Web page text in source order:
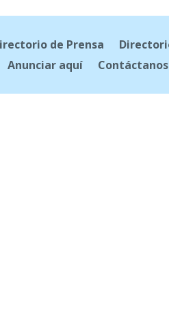
de Prensa
Anunciar aquí Contáctanos